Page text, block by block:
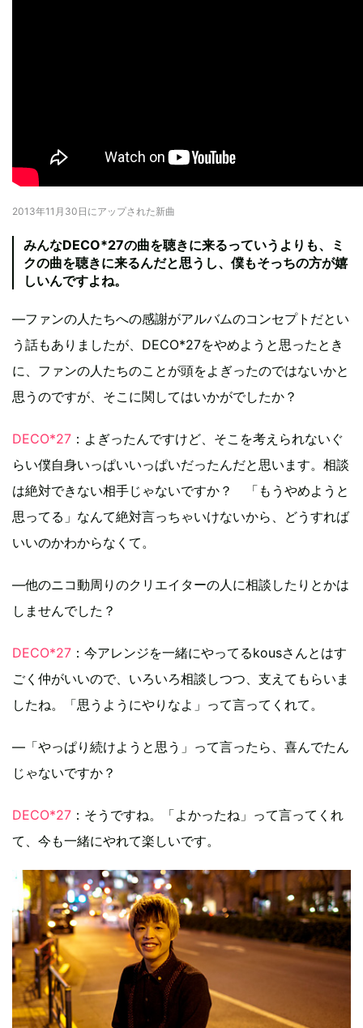
2013年11月30日にアップされた新曲
みんなDECO*27の曲を聴きに来るっていうよりも、ミ
クの曲を聴きに来るんだと思うし、僕もそっちの方が嬉
しいんですよね。
―ファンの人たちへの感謝がアルバムのコンセプトだとい
う話もありましたが、DECO*27をやめようと思ったとき
に、ファンの人たちのことが頭をよぎったのではないかと
思うのですが、そこに関してはいかがでしたか？
DECO*27 ：よぎったんですけど、そこを考えられないぐ
らい僕自身いっぱいいっぱいだったんだと思います。相談
は絶対できない相手じゃないですか？ 「もうやめようと
思ってる」なんて絶対言っちゃいけないから、どうすれば
いいのかわからなくて。
―他のニコ動周りのクリエイターの人に相談したりとかは
しませんでした？
DECO*27 ：今アレンジを一緒にやってるkousさんとはす
ごく仲がいいので、いろいろ相談しつつ、支えてもらいま
したね。「思うようにやりなよ」って言ってくれて。
―「やっぱり続けようと思う」って言ったら、喜んでたん
じゃないですか？
DECO*27 ：そうですね。「よかったね」って言ってくれ
て、今も一緒にやれて楽しいです。